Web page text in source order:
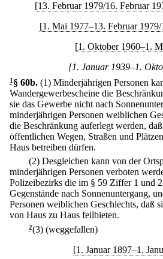
[13. Februar 1979/16. Februar
[1. Mai 1977–13. Februar
[1. Oktober 1960–1.
[1. Januar 1939–1.
1 § 60b. (1) Minderjährigen Personen
Wandergewerbescheine die
sie das Gewerbe nicht nach
minderjährigen Personen weiblichen
die Beschränkung auferlegt werden,
öffentlichen Wegen, Straßen und
Haus betreiben dürfen.
(2) Desgleichen kann von der
minderjährigen Personen verboten
Polizeibezirks die im § 59 Ziffer 1 und
Gegenstände nach Sonnenuntergang,
Personen weiblichen Geschlechts, daß
von Haus zu Haus feilbieten.
2(3) (weggefallen)
[1. Januar 1897–1.